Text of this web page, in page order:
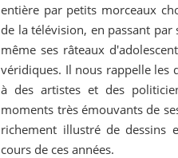
entière par petits morceaux
de la télévision, en passant par
même ses râteaux
véridiques. Il nous rappelle les
à des artistes et des
moments très émouvants de
richement illustré de dessins
cours de ces années.